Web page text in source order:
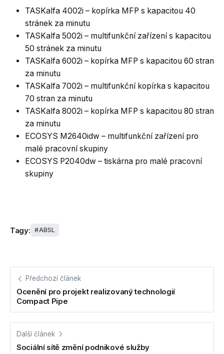
TASKalfa 4002i – kopírka MFP s kapacitou 40
stránek za minutu
TASKalfa 5002i – multifunkční zařízení s kapacitou
50 stránek za minutu
TASKalfa 6002i – kopírka MFP s kapacitou 60 stran
za minutu
TASKalfa 7002i – multifunkční kopírka s kapacitou
70 stran za minutu
TASKalfa 8002i – kopírka MFP s kapacitou 80 stran
za minutu
ECOSYS M2640idw – multifunkční zařízení pro
malé pracovní skupiny
ECOSYS P2040dw – tiskárna pro malé pracovní
skupiny
Tagy: ABSL
Předchozí článek
Ocenění pro projekt realizovaný technologií
Compact Pipe
Další článek
Sociální sítě změní podnikové služby